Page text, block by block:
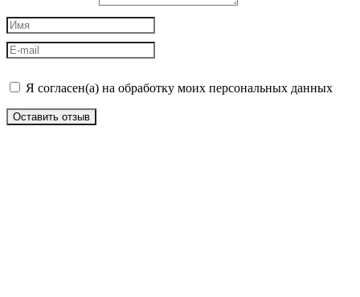
Я согласен(а) на обработку моих персональных данных
Оставить отзыв